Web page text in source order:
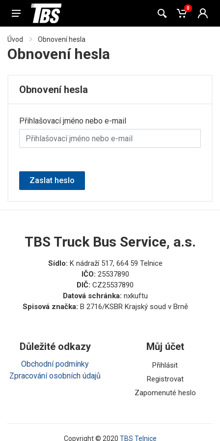
0
Úvod Obnovení hesla
Obnovení hesla
Obnovení hesla
Přihlašovací jméno nebo e-mail
Zaslat heslo
TBS Truck Bus Service, a.s.
Sídlo: K nádraží 517, 664 59 Telnice
IČO: 25537890
DIČ: CZ25537890
Datová schránka: nxkuftu
Spisová značka: B 2716/KSBR Krajský soud v Brně
Důležité odkazy
Obchodní podmínky
Zpracování osobních údajů
Můj účet
Přihlásit
Registrovat
Zapomenuté heslo
Copyright © 2020 TBS Telnice